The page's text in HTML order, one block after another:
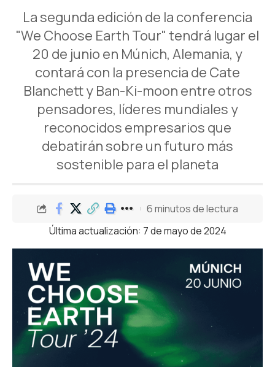
La segunda edición de la conferencia
"We Choose Earth Tour" tendrá lugar el
20 de junio en Múnich, Alemania, y
contará con la presencia de Cate
Blanchett y Ban-Ki-moon entre otros
pensadores, líderes mundiales y
reconocidos empresarios que
debatirán sobre un futuro más
sostenible para el planeta
Última actualización: 7 de mayo de 2024
6 minutos de lectura